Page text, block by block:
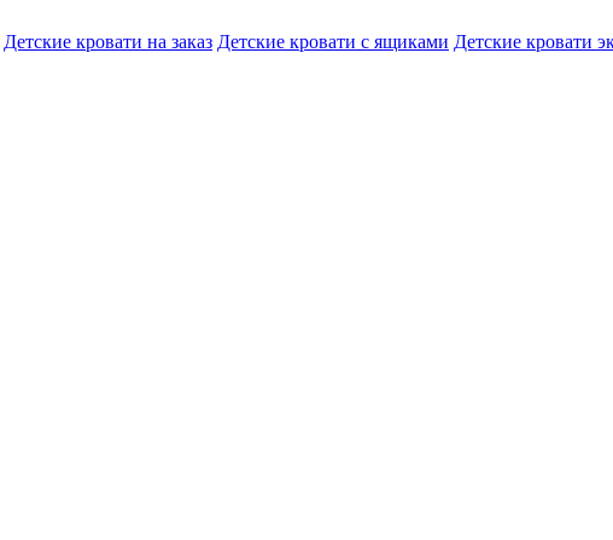
Детские кровати на заказ Детские кровати с ящиками Детские кровати